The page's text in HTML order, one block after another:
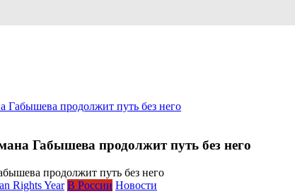
Габышева продолжит путь без него
Габышева продолжит путь без него
Rights Year В России Новости